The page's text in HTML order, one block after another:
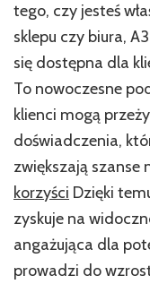
tego, czy jesteś
sklepu czy biura,
się dostępna dla
To nowoczesne
klienci mogą
doświadczenia,
zwiększają szanse
korzyści Dzięki
zyskuje na
angażująca dla
prowadzi do